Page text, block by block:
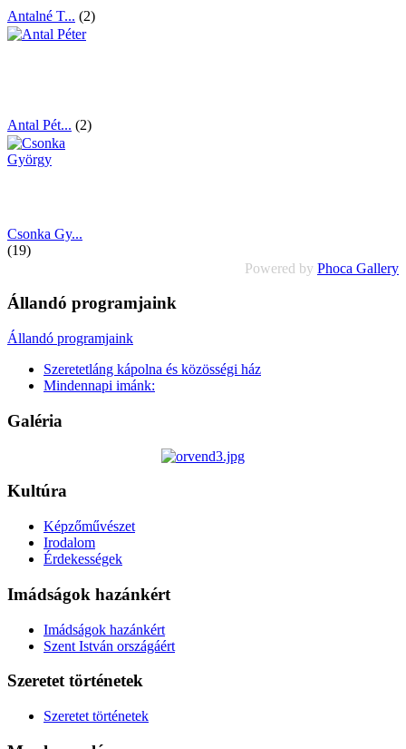
Antalné T... (2)
Antal Pét... (2)
Csonka Gy...
(19)
Powered by Phoca Gallery
Állandó programjaink
Állandó programjaink
Szeretetláng kápolna és közösségi ház
Mindennapi imánk:
Galéria
Kultúra
Képzőművészet
Irodalom
Érdekességek
Imádságok hazánkért
Imádságok hazánkért
Szent István országáért
Szeretet történetek
Szeretet történetek